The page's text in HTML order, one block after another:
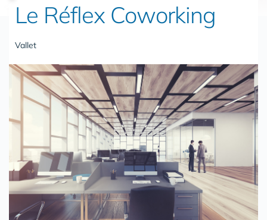
Le Réflex Coworking
Vallet